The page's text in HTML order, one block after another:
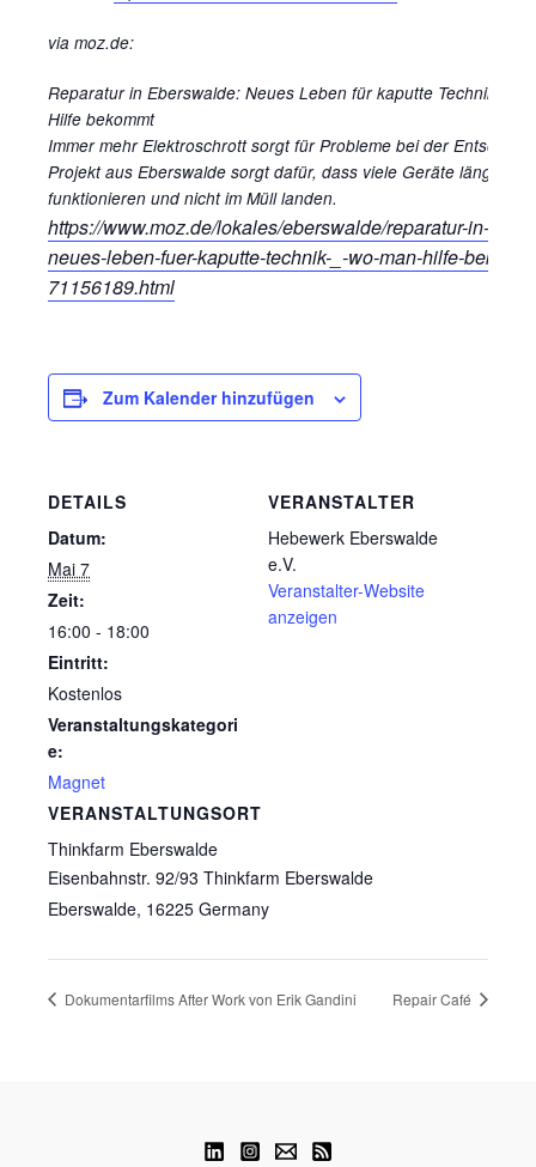
via moz.de:
Reparatur in Eberswalde: Neues Leben für kaputte Technik –
Hilfe bekommt
Immer mehr Elektroschrott sorgt für Probleme bei der
Projekt aus Eberswalde sorgt dafür, dass viele Geräte länger
funktionieren und nicht im Müll landen.
https://www.moz.de/lokales/eberswalde/reparatur-in-
neues-leben-fuer-kaputte-technik-_-wo-man-hilfe-
71156189.html
Zum Kalender hinzufügen
DETAILS
Datum:
Mai 7
Zeit:
16:00 - 18:00
Eintritt:
Kostenlos
Veranstaltungskategori
e:
Magnet
VERANSTALTUNGSORT
Thinkfarm Eberswalde
Eisenbahnstr. 92/93 Thinkfarm Eberswalde
Eberswalde, 16225 Germany
VERANSTALTER
Hebewerk Eberswalde
e.V.
Veranstalter-Website
anzeigen
Dokumentarfilms After Work von Erik Gandini Repair Café